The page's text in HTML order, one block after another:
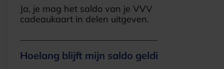
Ja, je mag het saldo van je VVV
cadeaukaart in delen uitgeven.
Hoelang blijft mijn saldo geldig?